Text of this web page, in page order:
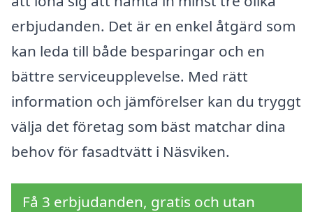
erbjudanden. Det är en enkel åtgärd som
kan leda till både besparingar och en
bättre serviceupplevelse. Med rätt
information och jämförelser kan du tryggt
välja det företag som bäst matchar dina
behov för fasadtvätt i Näsviken.
Få 3 erbjudanden, gratis och utan